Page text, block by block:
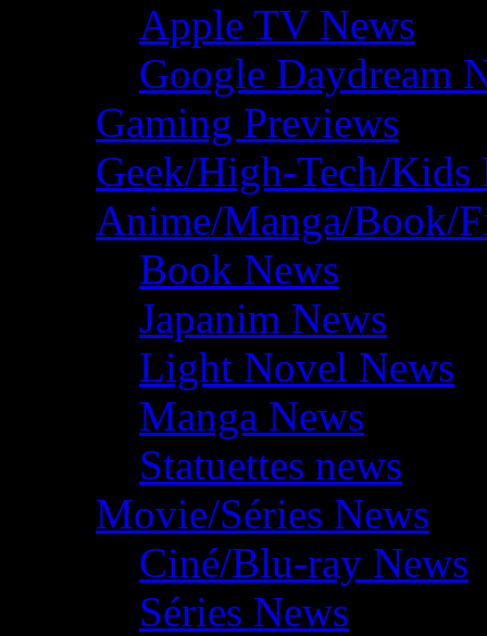
Apple TV News
Google Daydream
Gaming Previews
Geek/High-Tech/Kids
Anime/Manga/Book/
Book News
Japanim News
Light Novel News
Manga News
Statuettes news
Movie/Séries News
Ciné/Blu-ray News
Séries News